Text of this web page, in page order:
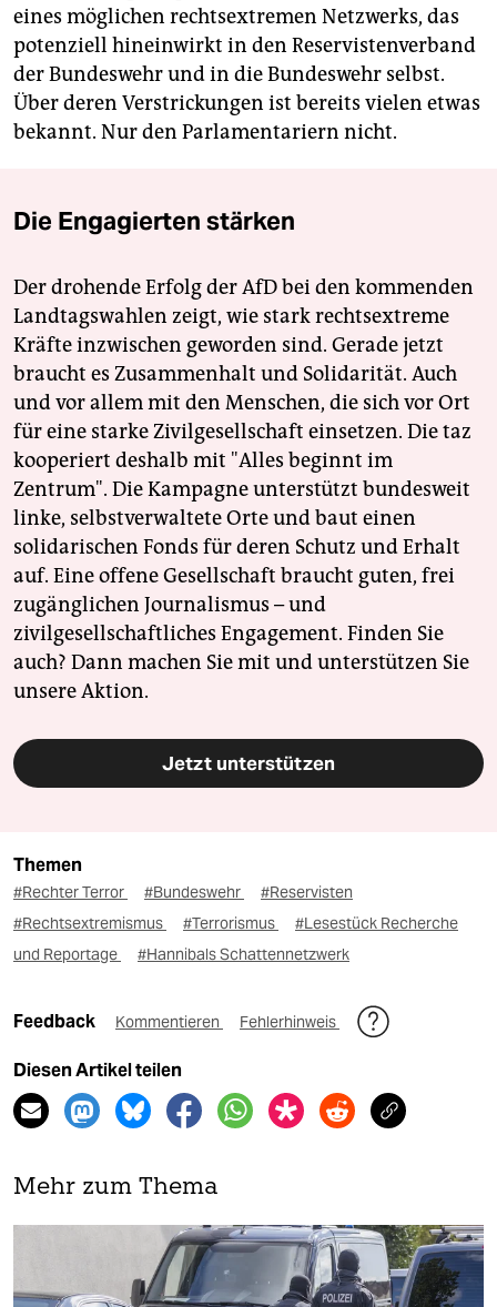
eines möglichen rechtsextremen Netzwerks, das
potenziell hineinwirkt in den Reservistenverband
der Bundeswehr und in die Bundeswehr selbst.
Über deren Verstrickungen ist bereits vielen etwas
bekannt. Nur den Parlamentariern nicht.
Die Engagierten stärken
Der drohende Erfolg der AfD bei den kommenden
Landtagswahlen zeigt, wie stark rechtsextreme
Kräfte inzwischen geworden sind. Gerade jetzt
braucht es Zusammenhalt und Solidarität. Auch
und vor allem mit den Menschen, die sich vor Ort
für eine starke Zivilgesellschaft einsetzen. Die taz
kooperiert deshalb mit "Alles beginnt im
Zentrum". Die Kampagne unterstützt bundesweit
linke, selbstverwaltete Orte und baut einen
solidarischen Fonds für deren Schutz und Erhalt
auf. Eine offene Gesellschaft braucht guten, frei
zugänglichen Journalismus – und
zivilgesellschaftliches Engagement. Finden Sie
auch? Dann machen Sie mit und unterstützen Sie
unsere Aktion.
Jetzt unterstützen
Themen
#Rechter Terror #Bundeswehr
#Reservisten
#Rechtsextremismus
#Terrorismus
#Lesestück Recherche
und Reportage
#Hannibals Schattennetzwerk
Feedback Kommentieren Fehlerhinweis
Diesen Artikel teilen
Mehr zum Thema